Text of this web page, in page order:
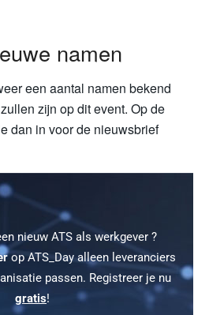
namen
een aantal namen bekend
zijn op dit event. Op de
dan in voor de nieuwsbrief
nieuw ATS als werkgever ?
op ATS_Day alleen leveranciers
passen. Registreer je nu
gratis!